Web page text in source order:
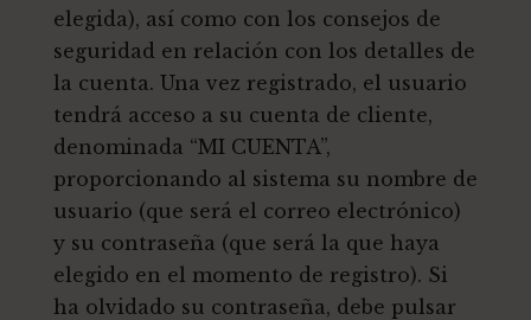
elegida), así como con los consejos de
seguridad en relación con los detalles de
la cuenta. Una vez registrado, el usuario
tendrá acceso a su cuenta de cliente,
denominada “MI CUENTA”,
proporcionando al sistema su nombre de
usuario (que será el correo electrónico)
y su contraseña (que será la que haya
elegido en el momento de registro). Si
ha olvidado su contraseña, debe pulsar